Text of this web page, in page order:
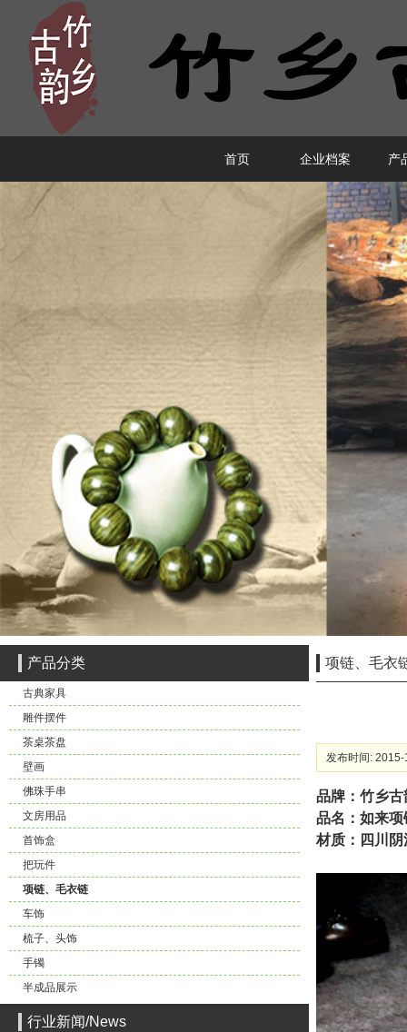
首页 企业档案 产
产品分类
古典家具
雕件摆件
茶桌茶盘
壁画
佛珠手串
文房用品
首饰盒
把玩件
项链、毛衣链
车饰
梳子、头饰
手镯
半成品展示
行业新闻/News
项链、毛衣
发布时间:
品牌：竹乡古
品名：如来项
材质：四川阴